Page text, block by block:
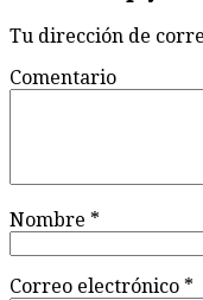
Tu dirección de
Comentario
Nombre *
Correo electrónico *